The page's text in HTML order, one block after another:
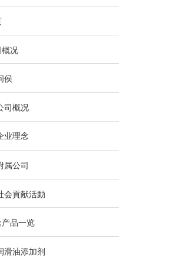
「11-Hydroxyundecylphosphonic acid」
「11-ヒドロキシウンデシルホスホ
况
侯
司概况
业理念
属公司
会貢献活動
产品一览
滑油添加剂